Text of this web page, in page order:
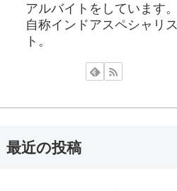
アルバイトをしています。
自称インドアスペシャリス
ト。
最近の投稿